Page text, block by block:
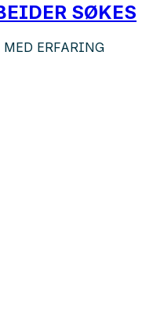
SØKES
ERFARING